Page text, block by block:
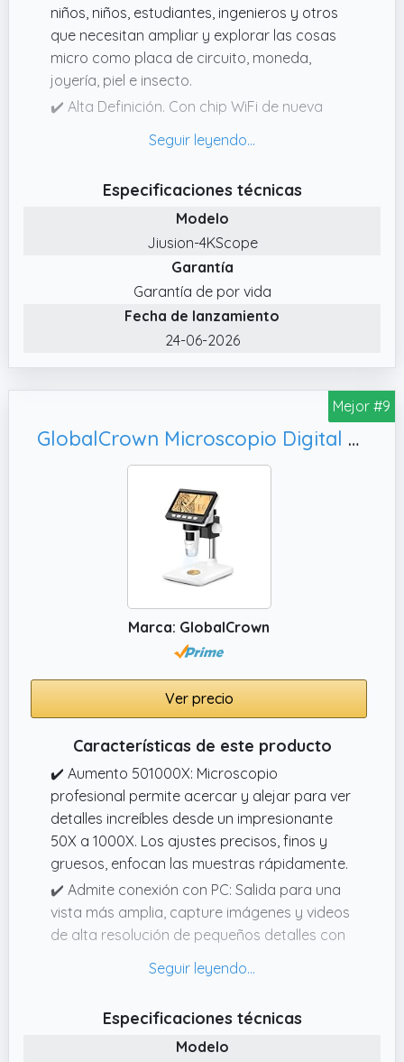
niños, niños, estudiantes, ingenieros y otros
que necesitan ampliar y explorar las cosas
micro como placa de circuito, moneda,
joyería, piel e insecto.
✔️ Alta Definición. Con chip WiFi de nueva
inalámbrica de video de alta definición en
✔️ Fuerte Compatibilidad. Compatible con
iOS iPhone, iPad, teléfono y mesa Android,
Mac, Windows XP 7 8 10 11, Linux, Chrome OS.
✔️ Nota. Los botones Zoom + y son SÓLO
para iPhone, iPad, teléfono y tableta Android.
✔️ Características. Luces LED brillantes
incorporadas de 8 piezas, las 2 perillas de
ajuste del microscopio digital pueden
Especificaciones técnicas
Modelo
Jiusion-4KScope
Garantía
Garantía de por vida
Fecha de lanzamiento
24-06-2026
Mejor #9
GlobalCrown Microscopio Digital para Niños/Adultos, Compatible con Windows/Mac
Marca: GlobalCrown
Ver precio
Características de este producto
✔️ Aumento 501000X: Microscopio
profesional permite acercar y alejar para ver
detalles increíbles desde un impresionante
50X a 1000X. Los ajustes precisos, finos y
gruesos, enfocan las muestras rápidamente.
✔️ Admite conexión con PC: Salida para una
vista más amplia, capture imágenes y videos
de alta resolución de pequeños detalles con
puede conectar fácilmente a su
visualización y análisis
✔️ Pantalla IPS HD de 4,3 pulgadas: Pantalla
Especificaciones técnicas
Modelo